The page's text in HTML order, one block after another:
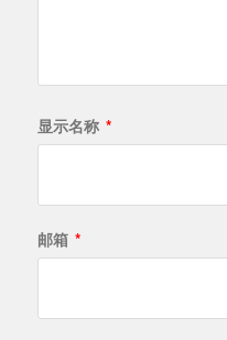
显示名称 *
邮箱 *